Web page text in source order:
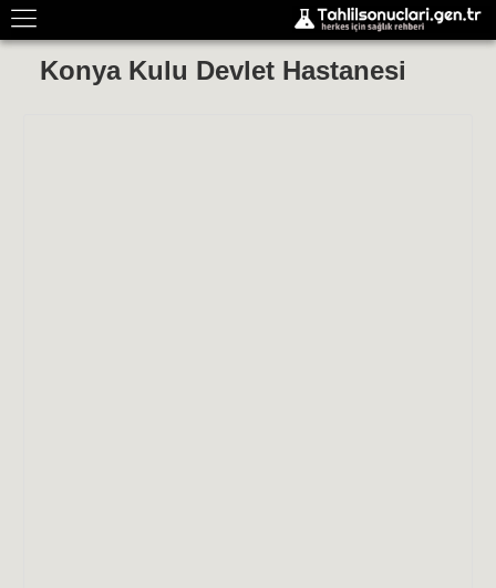
Konya Kulu Devlet Hastanesi